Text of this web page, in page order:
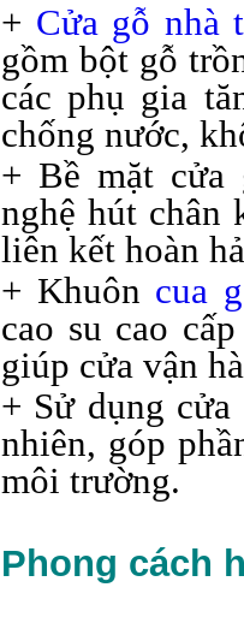
+ Cửa gỗ nhà
gồm bột gỗ
các phụ gia
chống nước,
+ Bề mặt cửa
nghệ hút chân
liên kết hoàn
+ Khuôn cua
cao su cao
giúp cửa vận
+ Sử dụng
nhiên, góp
môi trường.
Phong cách